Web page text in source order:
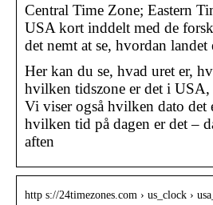
Central Time Zone; Eastern
USA kort inddelt med de
det nemt at se, hvordan
Her kan du se, hvad uret er,
hvilken tidszone er det i USA,
Vi viser også hvilken dato det
hvilken tid på dagen er det –
aften
http s://24timezones.com › us_clock ›